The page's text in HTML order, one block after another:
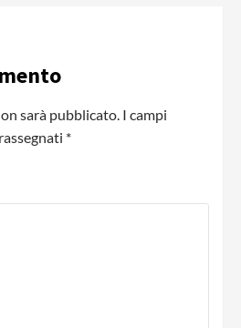
sarà pubblicato. I campi
*